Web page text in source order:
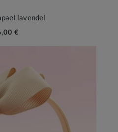
lavendel
€